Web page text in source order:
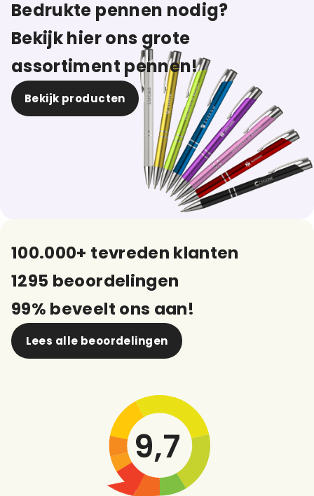
Bedrukte pennen nodig?
Bekijk hier ons grote
assortiment pennen!
Bekijk producten
100.000+ tevreden klanten
1295 beoordelingen
99% beveelt ons aan!
Lees alle beoordelingen
9,7